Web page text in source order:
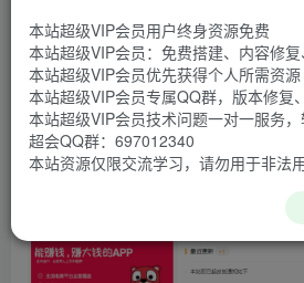
共存。友链中的部分链接可以在
修改为全部。
源码截图
本站超级VIP会员用户终身资源免费
本站超级VIP会员：免费搭建、内容修
本站超级VIP会员优先获得个人所需资源
本站超级VIP会员专属QQ群，版本修复
本站超级VIP会员技术问题一对一服务
超会QQ群：697012340
本站资源仅限交流学习，请勿用于非法用